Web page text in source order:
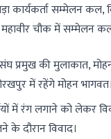
सम्मेलन कल,
महावीर चौक में सम्मेलन
की मुलाकात,
में रहेंगे मोहन भागवत।
में रंग लगाने को लेकर
के दौरान विवाद।